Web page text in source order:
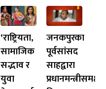
‘राष्ट्रियता,
सामाजिक
सद्भाव र
युवा
जनकपुरका
पूर्वसांसद
साहद्वारा
प्रधानमन्त्रीसमक्ष